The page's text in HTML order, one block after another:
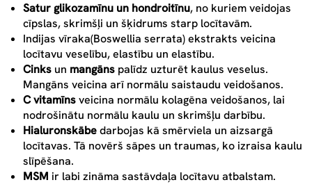
Satur glikozamīnu un hondroitīnu, no kuriem veidojas
cīpslas, skrimšļi un šķidrums starp locītavām.
Indijas vīraka(Boswellia serrata)ekstrakts veicina
locītavu veselību, elastību un elastību.
Cinks un mangāns palīdz uzturēt kaulus veselus.
Mangāns veicina arī normālu saistaudu veidošanos.
C vitamīnsveicina normālu kolagēna veidošanos, lai
nodrošinātu normālu kaulu un skrimšļu darbību.
Hialuronskābedarbojas kā smērviela un aizsargā
locītavas. Tā novērš sāpes un traumas, ko izraisa kaulu
slīpēšana.
MSM ir labi zināma sastāvdaļa locītavu atbalstam.